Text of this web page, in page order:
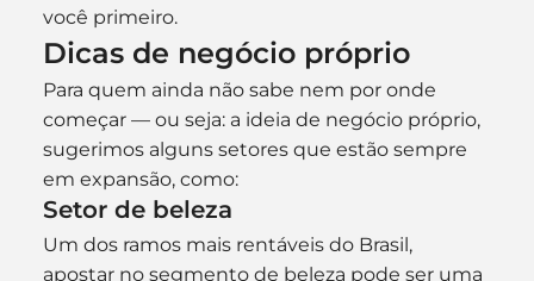
você primeiro.
Dicas de negócio próprio
Para quem ainda não sabe nem por onde
começar — ou seja: a ideia de negócio próprio,
sugerimos alguns setores que estão sempre
em expansão, como:
Setor de beleza
Um dos ramos mais rentáveis do Brasil,
apostar no segmento de beleza pode ser uma